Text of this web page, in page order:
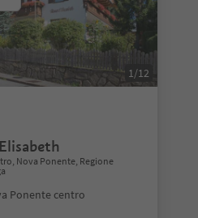
1/12
Nova Ponente, Regione
Ponente centro